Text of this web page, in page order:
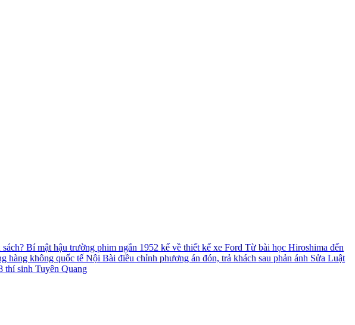
Bí mật hậu trường phim ngắn 1952 kể về thiết kế xe Ford Từ bài học Hiroshima đến
hàng không quốc tế Nội Bài điều chỉnh phương án đón, trả khách sau phản ánh Sửa Luật
thí sinh Tuyên Quang